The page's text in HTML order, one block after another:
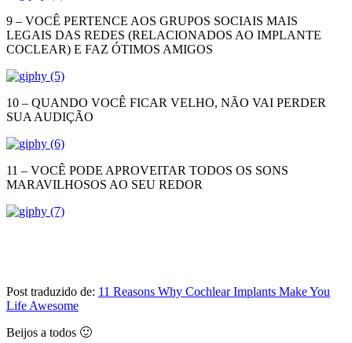
9 – VOCÊ PERTENCE AOS GRUPOS SOCIAIS MAIS
LEGAIS DAS REDES (RELACIONADOS AO IMPLANTE
COCLEAR) E FAZ ÓTIMOS AMIGOS
10 – QUANDO VOCÊ FICAR VELHO, NÃO VAI PERDER
SUA AUDIÇÃO
11 – VOCÊ PODE APROVEITAR TODOS OS SONS
MARAVILHOSOS AO SEU REDOR
Post traduzido de: 11 Reasons Why Cochlear Implants Make You
Life Awesome
Beijos a todos 🙂